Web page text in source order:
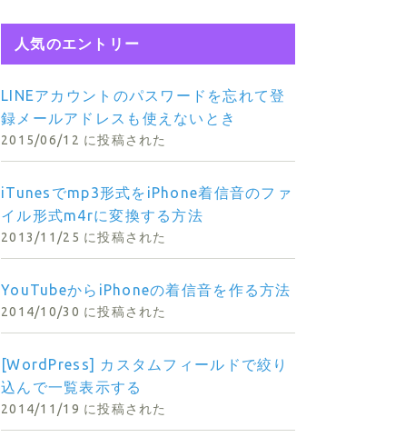
人気のエントリー
LINEアカウントのパスワードを忘れて登
録メールアドレスも使えないとき
2015/06/12 に投稿された
iTunesでmp3形式をiPhone着信音のファ
イル形式m4rに変換する方法
2013/11/25 に投稿された
YouTubeからiPhoneの着信音を作る方法
2014/10/30 に投稿された
[WordPress] カスタムフィールドで絞り
込んで一覧表示する
2014/11/19 に投稿された